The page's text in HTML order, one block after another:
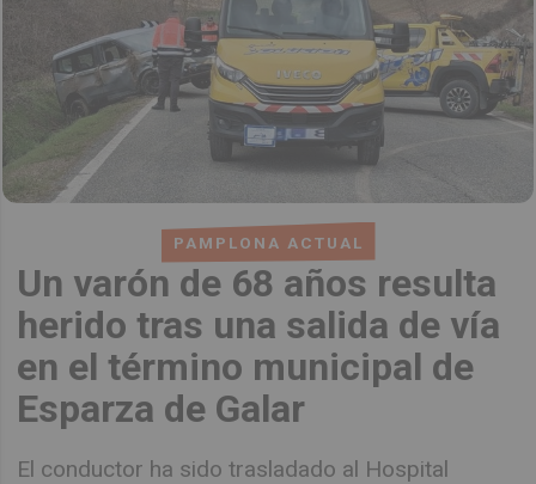
PAMPLONA ACTUAL
Un varón de 68 años resulta
herido tras una salida de vía
en el término municipal de
Esparza de Galar
El conductor ha sido trasladado al Hospital